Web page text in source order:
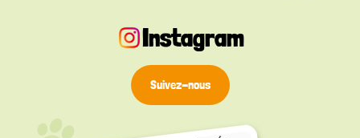
Instagram
Suivez-nous